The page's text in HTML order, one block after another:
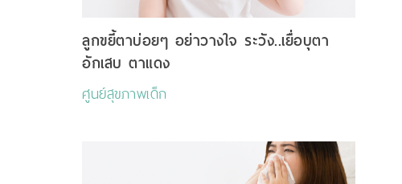
ลูกขยี้ตาบ่อยๆ อย่าวางใจ ระวัง..เยื่อบุตา
อักเสบ ตาแดง
ศูนย์สุขภาพเด็ก